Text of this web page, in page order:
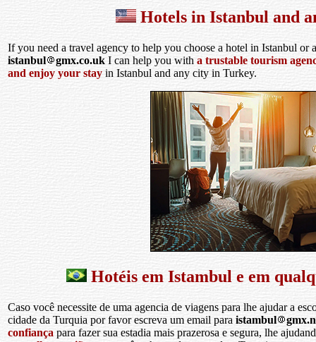
Hotels in Istanbul and
If you need a travel agency to help you choose a hotel in Istanbul or
istanbul
gmx.co.uk I can help you with a trustable tourism
and enjoy your stay in Istanbul and any city in Turkey.
Hotéis em Istambul e em
Caso você necessite de uma agencia de viagens para lhe ajudar a
cidade da Turquia por favor escreva um email para istambul
confiança para fazer sua estadia mais prazerosa e segura, lhe